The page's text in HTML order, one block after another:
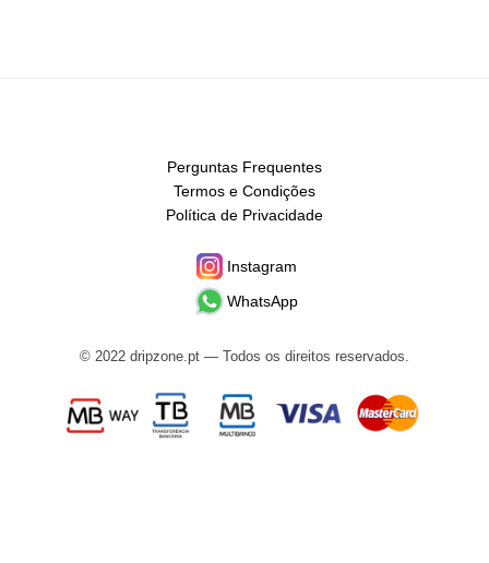
Perguntas Frequentes
Termos e Condições
Política de Privacidade
Instagram
WhatsApp
© 2022 dripzone.pt — Todos os direitos reservados.